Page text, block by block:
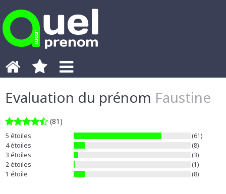
Evaluation du prénom Faustine
(81)
5 étoiles
(61)
4 étoiles
(8)
3 étoiles
(3)
2 étoiles
(1)
1 étoile
(8)